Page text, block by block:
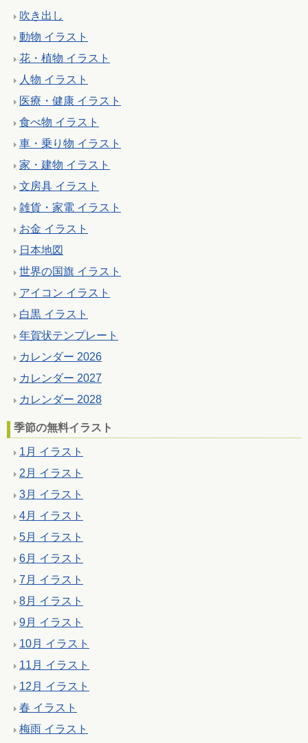
吹き出し
動物 イラスト
花・植物 イラスト
人物 イラスト
医療・健康 イラスト
食べ物 イラスト
車・乗り物 イラスト
家・建物 イラスト
文房具 イラスト
雑貨・家電 イラスト
お金 イラスト
日本地図
世界の国旗 イラスト
アイコン イラスト
白黒 イラスト
年賀状テンプレート
カレンダー 2026
カレンダー 2027
カレンダー 2028
季節の無料イラスト
1月 イラスト
2月 イラスト
3月 イラスト
4月 イラスト
5月 イラスト
6月 イラスト
7月 イラスト
8月 イラスト
9月 イラスト
10月 イラスト
11月 イラスト
12月 イラスト
春 イラスト
梅雨 イラスト